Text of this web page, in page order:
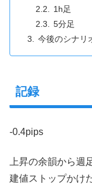
1h足
5分足
今後のシナリ
記録
-0.4pips
上昇の余韻から週
建値ストップかけ